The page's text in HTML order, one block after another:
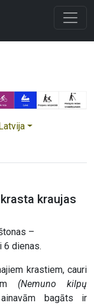
Latvija
kraujas
–
6 dienas.
krastiem, cauri
(Nemuno kilpų
bagāts ir